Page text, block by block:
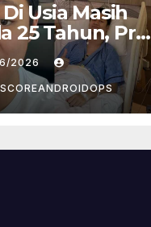
Usia Masih
25 Tahun, Pria
Divonis
Limfoma, Ini
2026